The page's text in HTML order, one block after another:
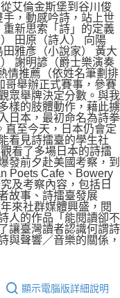
艾倫金斯堡到谷川俊
，動感吟詩，站上世
新思索「詩」的定義
田原（詩人） 向陽
田雅彥（小說家） 黃大
謝明諺（爵士樂演奏
情推薦（依姓名筆劃排
哥舉辦正式賽事，參賽
眾舉牌決定分數。與我
樣的肢體動作，藉此擄
日本，最初命名為詩拳
直至今天，日本仍會定
看見詩擂臺的學生社
看了多場日本的詩擂
發前夕赴美國考察，到
Poets Cafe、Bowery
及考察內容，包括日
故事、詩擂臺發展
來社群媒體興盛，閱
人的作品「能閱讀卻不
讓臺灣讀者認識何謂詩
與聲響／音樂的關係，
顯示電腦版詳細說明